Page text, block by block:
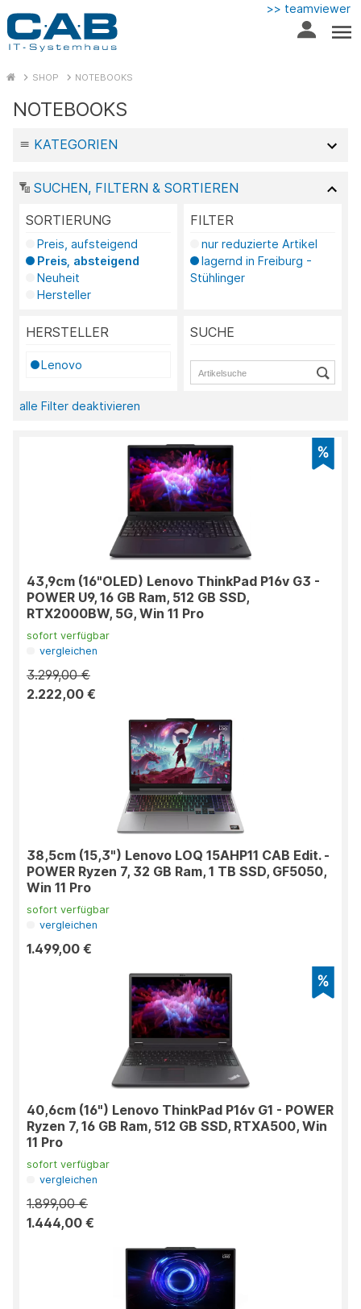
>> teamviewer
SHOP NOTEBOOKS
NOTEBOOKS
KATEGORIEN
SUCHEN, FILTERN & SORTIEREN
SORTIERUNG
Preis, aufsteigend
Preis, absteigend
Neuheit
Hersteller
FILTER
nur reduzierte Artikel
lagernd in Freiburg -
Stühlinger
HERSTELLER
Lenovo
SUCHE
alle Filter deaktivieren
43,9cm (16"OLED) Lenovo ThinkPad P16v G3 -
POWER U9, 16 GB Ram, 512 GB SSD,
RTX2000BW, 5G, Win 11 Pro
sofort verfügbar
vergleichen
3.299,00 €
2.222,00 €
38,5cm (15,3") Lenovo LOQ 15AHP11 CAB Edit. -
POWER Ryzen 7, 32 GB Ram, 1 TB SSD, GF5050,
Win 11 Pro
sofort verfügbar
vergleichen
1.499,00 €
40,6cm (16") Lenovo ThinkPad P16v G1 - POWER
Ryzen 7, 16 GB Ram, 512 GB SSD, RTXA500, Win
11 Pro
sofort verfügbar
vergleichen
1.899,00 €
1.444,00 €